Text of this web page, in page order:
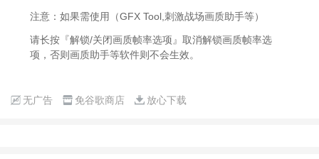
注意：如果需使用（GFX Tool,刺激战场画质助手等）
请长按『解锁/关闭画质帧率选项』取消解锁画质帧率选
项，否则画质助手等软件则不会生效。
无广告 免谷歌商店 放心下载